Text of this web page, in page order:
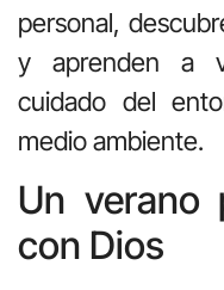
personal,
y aprenden a
cuidado del
medio ambiente.
Un verano
con Dios